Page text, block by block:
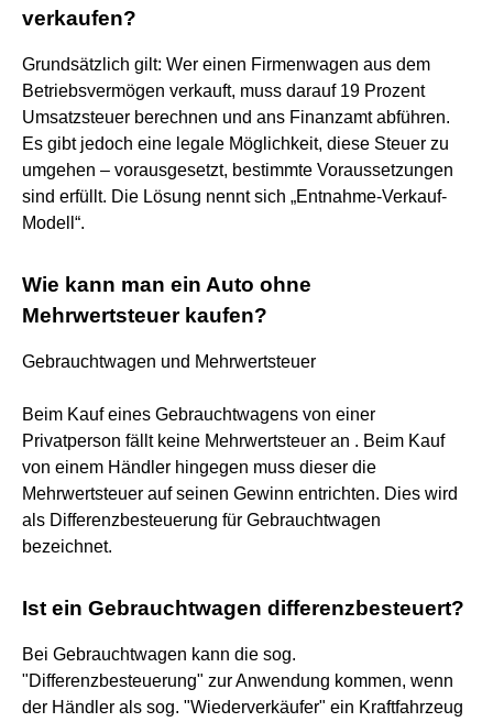
verkaufen?
Grundsätzlich gilt: Wer einen Firmenwagen aus dem
Betriebsvermögen verkauft, muss darauf 19 Prozent
Umsatzsteuer berechnen und ans Finanzamt abführen.
Es gibt jedoch eine legale Möglichkeit, diese Steuer zu
umgehen – vorausgesetzt, bestimmte Voraussetzungen
sind erfüllt. Die Lösung nennt sich „Entnahme-Verkauf-
Modell“.
Wie kann man ein Auto ohne
Mehrwertsteuer kaufen?
Gebrauchtwagen und Mehrwertsteuer
Beim Kauf eines Gebrauchtwagens von einer
Privatperson fällt keine Mehrwertsteuer an . Beim Kauf
von einem Händler hingegen muss dieser die
Mehrwertsteuer auf seinen Gewinn entrichten. Dies wird
als Differenzbesteuerung für Gebrauchtwagen
bezeichnet.
Ist ein Gebrauchtwagen differenzbesteuert?
Bei Gebrauchtwagen kann die sog.
"Differenzbesteuerung" zur Anwendung kommen, wenn
der Händler als sog. "Wiederverkäufer" ein Kraftfahrzeug